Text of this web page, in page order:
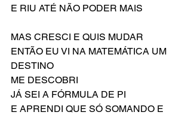
E RIU ATÉ NÃO PODER MAIS
MAS CRESCI E QUIS MUDAR
ENTÃO EU VI NA MATEMÁTICA UM
DESTINO
ME DESCOBRI
JÁ SEI A FÓRMULA DE PI
E APRENDI QUE SÓ SOMANDO E